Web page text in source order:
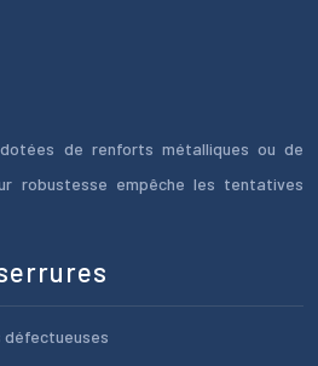
de renforts métalliques ou de
robustesse empêche les tentatives
défectueuses